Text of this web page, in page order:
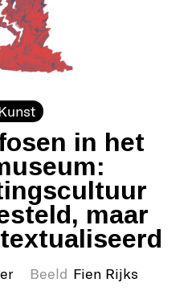
in het
maar
Beeld Fien Rijks